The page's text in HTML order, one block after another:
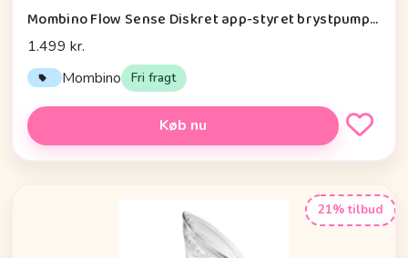
Mombino Flow Sense Diskret app-styret brystpumpe Vandtæt taske & hurtig levering fra DK - 13 mm
1.499 kr.
Mombino Fri fragt
Køb nu
21% tilbud